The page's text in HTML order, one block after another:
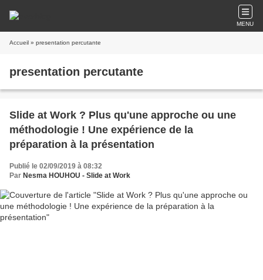
MENU
Accueil » presentation percutante
presentation percutante
Slide at Work ? Plus qu'une approche ou une
méthodologie ! Une expérience de la
préparation à la présentation
Publié le 02/09/2019 à 08:32
Par Nesma HOUHOU - Slide at Work